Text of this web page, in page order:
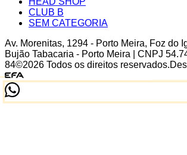
CLUB B
SEM CATEGORIA
Av. Morenitas, 1294 - Porto Meira, Foz do
Bujão Tabacaria - Porto Meira | CNPJ
84©2026 Todos os direitos reservados.